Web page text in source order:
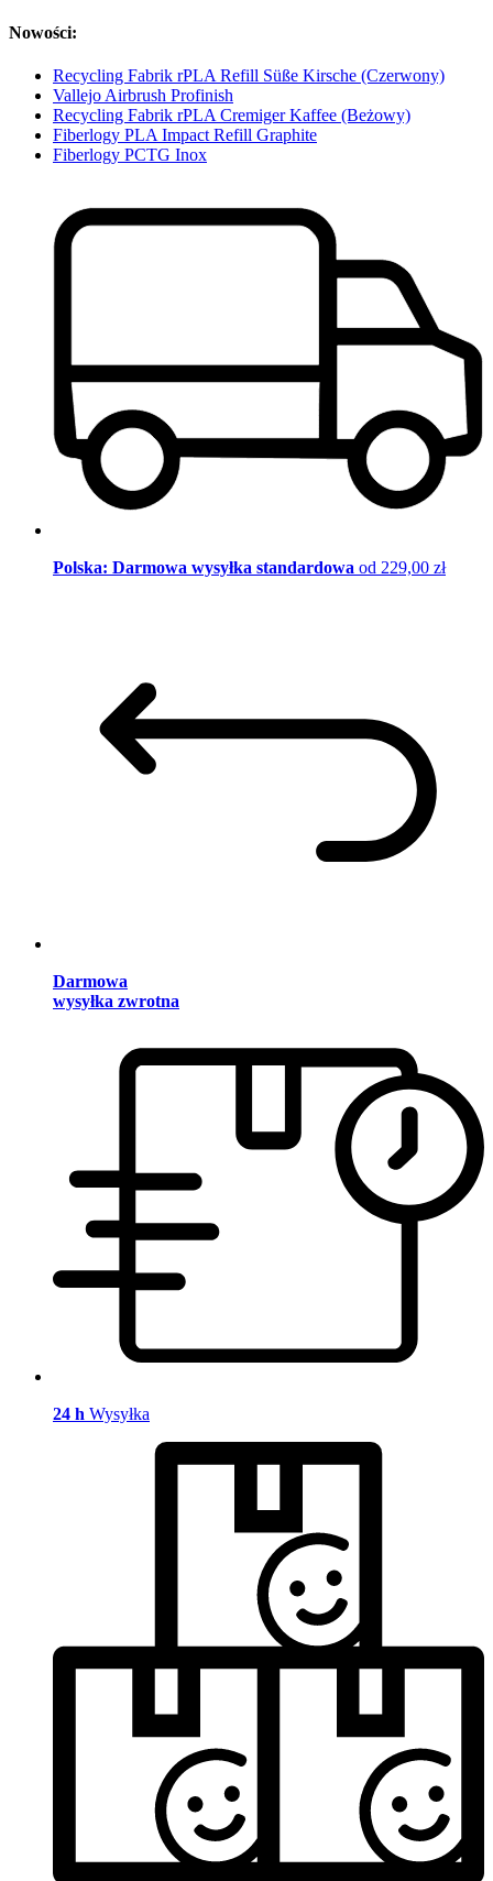
Nowości:
Recycling Fabrik rPLA Refill Süße Kirsche (Czerwony)
Vallejo Airbrush Profinish
Recycling Fabrik rPLA Cremiger Kaffee (Beżowy)
Fiberlogy PLA Impact Refill Graphite
Fiberlogy PCTG Inox
Polska: Darmowa wysyłka standardowa od 229,00 zł
Darmowa
wysyłka zwrotna
24 h Wysyłka